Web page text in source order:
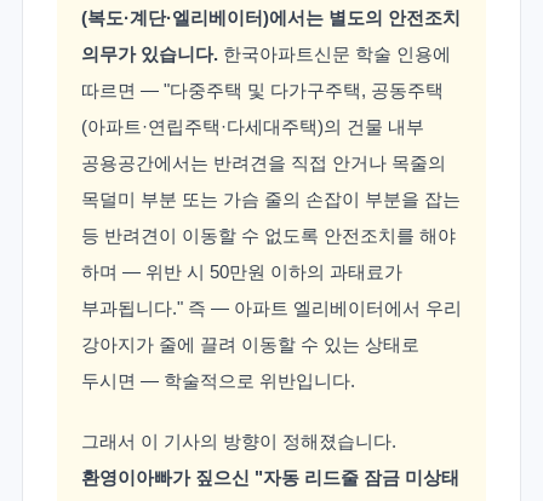
(복도·계단·엘리베이터)에서는 별도의 안전조치
의무가 있습니다.한국아파트신문 학술 인용에
따르면 — "다중주택 및 다가구주택, 공동주택
(아파트·연립주택·다세대주택)의 건물 내부
공용공간에서는 반려견을 직접 안거나 목줄의
목덜미 부분 또는 가슴 줄의 손잡이 부분을 잡는
등 반려견이 이동할 수 없도록 안전조치를 해야
하며 — 위반 시 50만원 이하의 과태료가
부과됩니다." 즉 — 아파트 엘리베이터에서 우리
강아지가 줄에 끌려 이동할 수 있는 상태로
두시면 — 학술적으로 위반입니다.
그래서 이 기사의 방향이 정해졌습니다.
환영이아빠가 짚으신 "자동 리드줄 잠금 미상태